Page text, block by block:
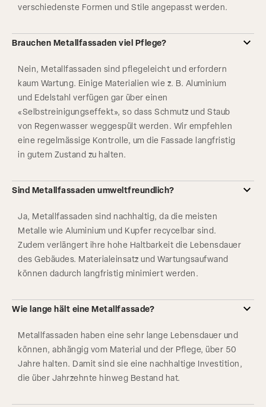
verschiedenste Formen und Stile angepasst werden.
Brauchen Metallfassaden viel Pflege?
Nein, Metallfassaden sind pflegeleicht und erfordern
kaum Wartung. Einige Materialien wie z. B. Aluminium
und Edelstahl verfügen gar über einen
«Selbstreinigungseffekt», so dass Schmutz und Staub
von Regenwasser weggespült werden. Wir empfehlen
eine regelmässige Kontrolle, um die Fassade langfristig
in gutem Zustand zu halten.
Sind Metallfassaden umweltfreundlich?
Ja, Metallfassaden sind nachhaltig, da die meisten
Metalle wie Aluminium und Kupfer recycelbar sind.
Zudem verlängert ihre hohe Haltbarkeit die Lebensdauer
des Gebäudes. Materialeinsatz und Wartungsaufwand
können dadurch langfristig minimiert werden.
Wie lange hält eine Metallfassade?
Metallfassaden haben eine sehr lange Lebensdauer und
können, abhängig vom Material und der Pflege, über 50
Jahre halten. Damit sind sie eine nachhaltige Investition,
die über Jahrzehnte hinweg Bestand hat.